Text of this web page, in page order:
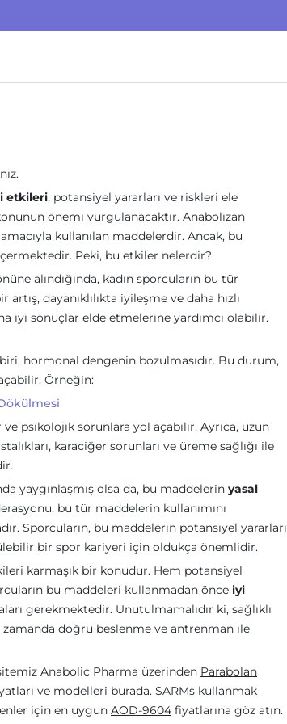
etkileri, potansiyel yararları ve riskleri ele
önemi vurgulanacaktır. Anabolizan
kullanılan maddelerdir. Ancak, bu
Peki, bu etkiler nelerdir?
alındığında, kadın sporcuların bu tür
dayanıklılıkta iyileşme ve daha hızlı
iyi sonuçlar elde etmelerine yardımcı olabilir.
hormonal dengenin bozulmasıdır. Bu durum,
Örneğin:
psikolojik sorunlara yol açabilir. Ayrıca, uzun
karaciğer sorunları ve üreme sağlığı ile
yaygınlaşmış olsa da, bu maddelerin yasal
bu tür maddelerin kullanımını
Sporcuların, bu maddelerin potansiyel yararları
bir spor kariyeri için oldukça önemlidir.
karmaşık bir konudur. Hem potansiyel
bu maddeleri kullanmadan önce iyi
gerekmektedir. Unutulmamalıdır ki, sağlıklı
zamanda doğru beslenme ve antrenman ile
Anabolic Pharma üzerinden Parabolan
ve modelleri burada. SARMs kullanmak
için en uygun AOD-9604 fiyatlarına göz atın.